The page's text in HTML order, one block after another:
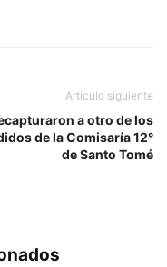
Artículo siguiente
a otro de los
de la Comisaría 12°
de Santo Tomé